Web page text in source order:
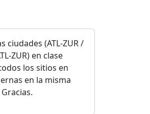
(ATL-ZUR /
ZUR) en clase
los sitios en
en la misma